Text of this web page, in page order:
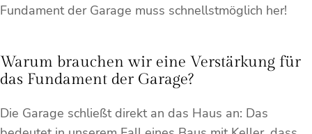
Fundament der Garage muss schnellstmöglich her!
Warum brauchen wir eine Verstärkung für
das Fundament der Garage?
Die Garage schließt direkt an das Haus an: Das